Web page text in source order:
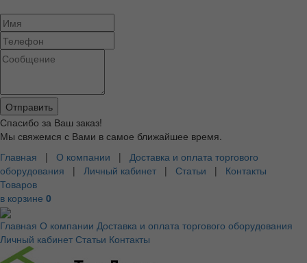
Спасибо за Ваш заказ!
Мы свяжемся с Вами в самое ближайшее время.
Главная | О компании | Доставка и оплата торгового
оборудования | Личный кабинет | Статьи | Контакты
Товаров
в корзине 0
Главная О компании Доставка и оплата торгового оборудования
Личный кабинет Статьи Контакты